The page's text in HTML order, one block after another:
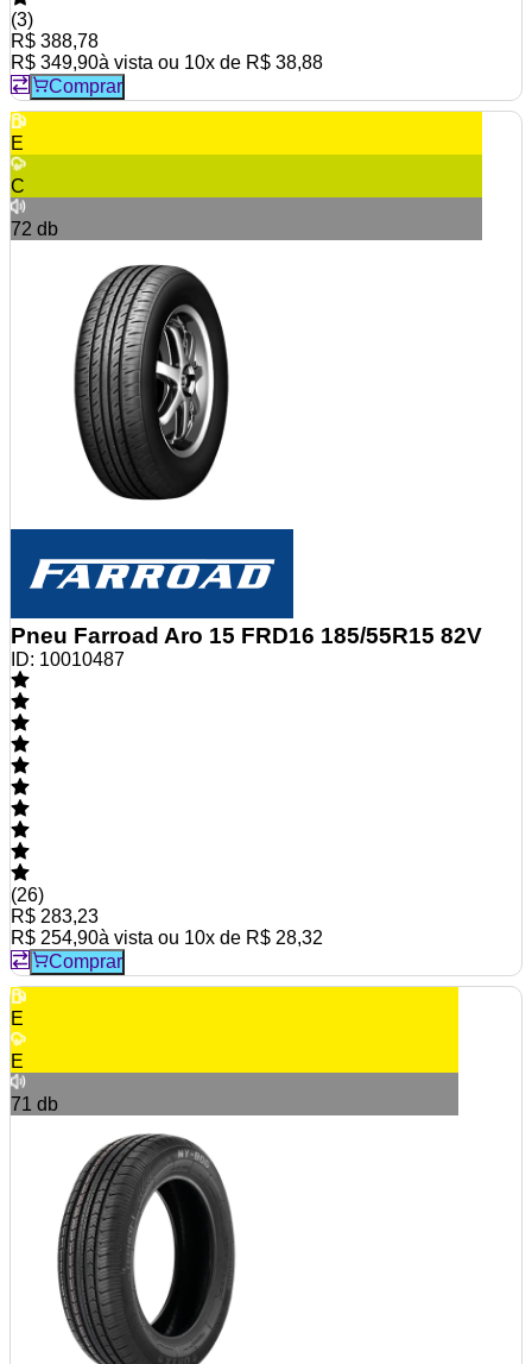
(3)
R$ 388,78
R$ 349,90à vista ou 10x de R$ 38,88
Comprar
E
C
72 db
Pneu Farroad Aro 15 FRD16 185/55R15 82V
ID: 10010487
(26)
R$ 283,23
R$ 254,90à vista ou 10x de R$ 28,32
Comprar
E
E
71 db